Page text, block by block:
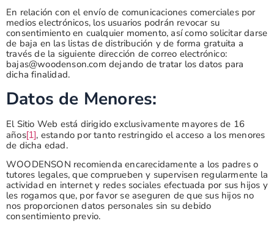
En relación con el envío de comunicaciones comerciales por
medios electrónicos, los usuarios podrán revocar su
consentimiento en cualquier momento, así como solicitar darse
de baja en las listas de distribución y de forma gratuita a
través de la siguiente dirección de correo electrónico:
bajas@woodenson.com dejando de tratar los datos para
dicha finalidad.
Datos de Menores:
El Sitio Web está dirigido exclusivamente mayores de 16
años[1], estando por tanto restringido el acceso a los menores
de dicha edad.
WOODENSON recomienda encarecidamente a los padres o
tutores legales, que comprueben y supervisen regularmente la
actividad en internet y redes sociales efectuada por sus hijos y
les rogamos que, por favor se aseguren de que sus hijos no
nos proporcionen datos personales sin su debido
consentimiento previo.